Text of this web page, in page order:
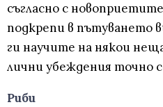
съгласно с
подкрепи в пътуването
ги научите на някои
лични убеждения точно
Риби